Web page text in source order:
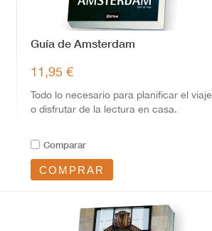
Guía de Amsterdam
11,95 €
Todo lo necesario para planificar el viaje
o disfrutar de la lectura en casa.
Comparar
COMPRAR